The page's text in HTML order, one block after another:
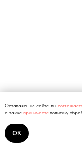
Оставаясь на сайте, вы
а также принимаете политику
ОК